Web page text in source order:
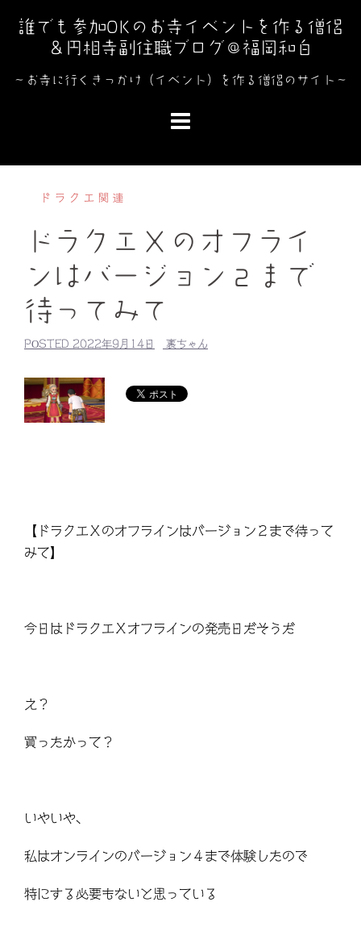
キ
誰でも参加OKのお寺イベントを作る僧侶
＆円相寺副住職ブログ＠福岡和白
～お寺に行くきっかけ（イベント）を作る僧侶のサイト～
ドラクエ関連
ドラクエⅩのオフライ
ンはバージョン２まで
待ってみて
POSTED 2022年9月14日 裏ちゃん
【ドラクエⅩのオフラインはバージョン２まで待って
みて】
今日はドラクエⅩオフラインの発売日だそうだ
え？
買ったかって？
いやいや、
私はオンラインのバージョン４まで体験したので
特にする必要もないと思っている